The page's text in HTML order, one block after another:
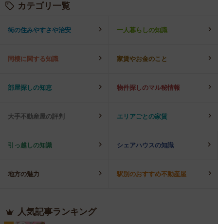
カテゴリ一覧
街の住みやすさや治安 一人暮らしの知識
同棲に関する知識 家賃やお金のこと
部屋探しの知恵 物件探しのマル秘情報
大手不動産屋の評判 エリアごとの家賃
引っ越しの知識 シェアハウスの知識
地方の魅力 駅別のおすすめ不動産屋
人気記事ランキング